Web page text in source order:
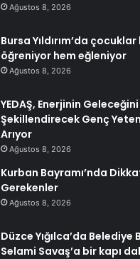
Ağustos 8, 2026
Bursa Yıldırım’da çocuklar
öğreniyor hem eğleniyor
Ağustos 8, 2026
YEDAŞ, Enerjinin Geleceğini
Şekillendirecek Genç
Arıyor
Ağustos 8, 2026
Kurban Bayramı’nda
Gerekenler
Ağustos 8, 2026
Düzce Yığılca’da Belediye
Selami Savaş’a bir kapı